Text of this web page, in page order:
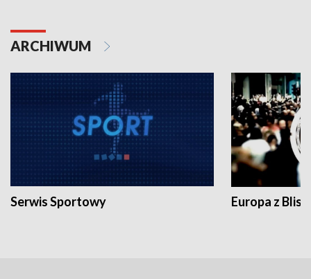
ARCHIWUM
Serwis Sportowy Europa z